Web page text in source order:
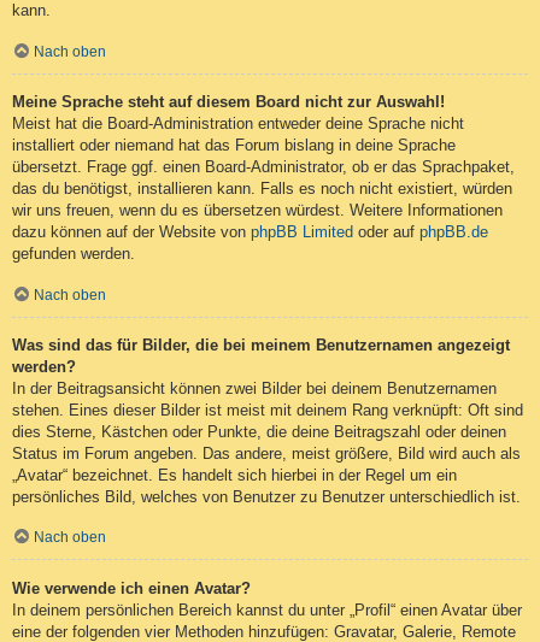
kann.
Nach oben
Meine Sprache steht auf diesem Board nicht zur Auswahl!
Meist hat die Board-Administration entweder deine Sprache nicht
installiert oder niemand hat das Forum bislang in deine Sprache
übersetzt. Frage ggf. einen Board-Administrator, ob er das Sprachpaket,
das du benötigst, installieren kann. Falls es noch nicht existiert, würden
wir uns freuen, wenn du es übersetzen würdest. Weitere Informationen
dazu können auf der Website von phpBB Limited oder auf phpBB.de
gefunden werden.
Nach oben
Was sind das für Bilder, die bei meinem Benutzernamen angezeigt
werden?
In der Beitragsansicht können zwei Bilder bei deinem Benutzernamen
stehen. Eines dieser Bilder ist meist mit deinem Rang verknüpft: Oft sind
dies Sterne, Kästchen oder Punkte, die deine Beitragszahl oder deinen
Status im Forum angeben. Das andere, meist größere, Bild wird auch als
„Avatar“ bezeichnet. Es handelt sich hierbei in der Regel um ein
persönliches Bild, welches von Benutzer zu Benutzer unterschiedlich ist.
Nach oben
Wie verwende ich einen Avatar?
In deinem persönlichen Bereich kannst du unter „Profil“ einen Avatar über
eine der folgenden vier Methoden hinzufügen: Gravatar, Galerie, Remote